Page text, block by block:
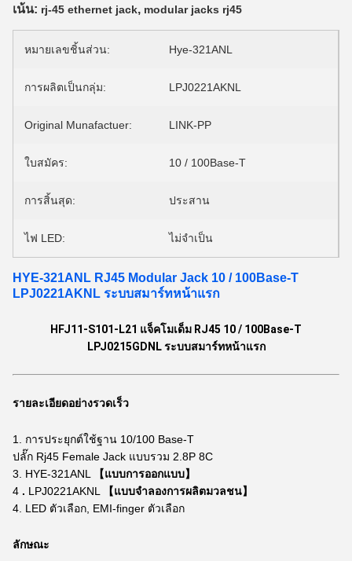
เน้น: rj-45 ethernet jack, modular jacks rj45
หมายเลขชิ้นส่วน: Hye-321ANL
การผลิตเป็นกลุ่ม: LPJ0221AKNL
Original Munafactuer: LINK-PP
ใบสมัคร: 10 / 100Base-T
การสิ้นสุด: ประสาน
ไฟ LED: ไม่จำเป็น
HYE-321ANL RJ45 Modular Jack 10 / 100Base-T
LPJ0221AKNL ระบบสมาร์ทหน้าแรก
HFJ11-S101-L21 แจ็คโมเด็ม RJ45 10 / 100Base-T
LPJ0215GDNL ระบบสมาร์ทหน้าแรก
รายละเอียดอย่างรวดเร็ว
1. การประยุกต์ใช้ฐาน 10/100 Base-T
ปลั๊ก Rj45 Female Jack แบบรวม 2.8P 8C
3. HYE-321ANL
【แบบการออกแบบ】
4 . LPJ0221AKNL
【แบบจำลองการผลิตมวลชน】
4. LED ตัวเลือก, EMI-finger ตัวเลือก
ลักษณะ